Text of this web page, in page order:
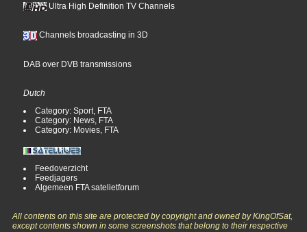
Ultra High Definition TV Channels
Channels broadcasting in 3D
DAB over DVB transmissions
Dutch
Category: Sport, FTA
Category: News, FTA
Category: Movies, FTA
Feedoverzicht
Feedjagers
Algemeen FTA satelietforum
All contents on this site are protected by copyright and owned by KingOfSat,
except contents shown in some screenshots that belong to their respective